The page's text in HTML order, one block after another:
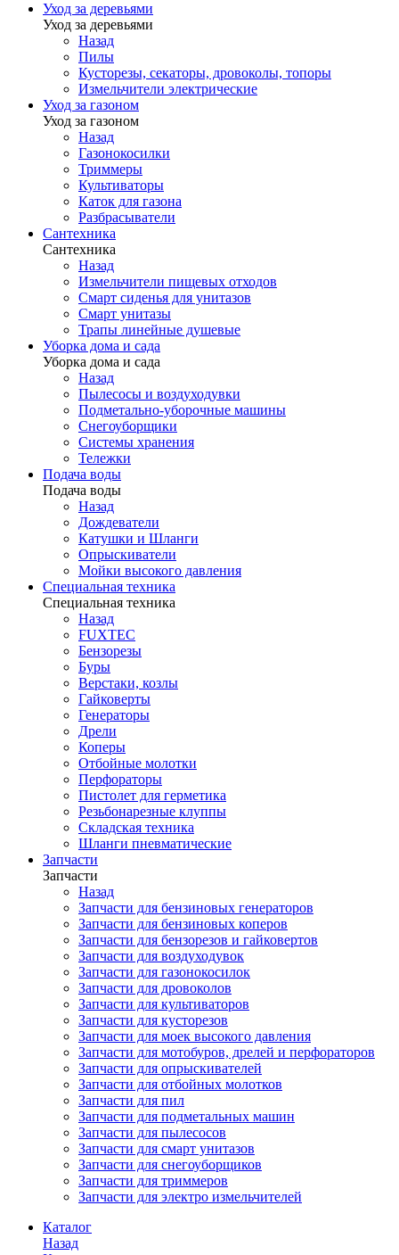
Уход за деревьями
Уход за деревьями
Назад
Пилы
Кусторезы, секаторы, дровоколы, топоры
Измельчители электрические
Уход за газоном
Уход за газоном
Назад
Газонокосилки
Триммеры
Культиваторы
Каток для газона
Разбрасыватели
Сантехника
Сантехника
Назад
Измельчители пищевых отходов
Смарт сиденья для унитазов
Смарт унитазы
Трапы линейные душевые
Уборка дома и сада
Уборка дома и сада
Назад
Пылесосы и воздуходувки
Подметально-уборочные машины
Снегоуборщики
Системы хранения
Тележки
Подача воды
Подача воды
Назад
Дождеватели
Катушки и Шланги
Опрыскиватели
Мойки высокого давления
Специальная техника
Специальная техника
Назад
FUXTEC
Бензорезы
Буры
Верстаки, козлы
Гайковерты
Генераторы
Дрели
Коперы
Отбойные молотки
Перфораторы
Пистолет для герметика
Резьбонарезные клуппы
Складская техника
Шланги пневматические
Запчасти
Запчасти
Назад
Запчасти для бензиновых генераторов
Запчасти для бензиновых коперов
Запчасти для бензорезов и гайковертов
Запчасти для воздуходувок
Запчасти для газонокосилок
Запчасти для дровоколов
Запчасти для культиваторов
Запчасти для кусторезов
Запчасти для моек высокого давления
Запчасти для мотобуров, дрелей и перфораторов
Запчасти для опрыскивателей
Запчасти для отбойных молотков
Запчасти для пил
Запчасти для подметальных машин
Запчасти для пылесосов
Запчасти для смарт унитазов
Запчасти для снегоуборщиков
Запчасти для триммеров
Запчасти для электро измельчителей
Каталог
Назад